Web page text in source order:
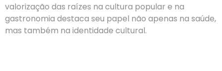
valorização das raízes na cultura popular e na
gastronomia destaca seu papel não apenas na saúde,
mas também na identidade cultural.